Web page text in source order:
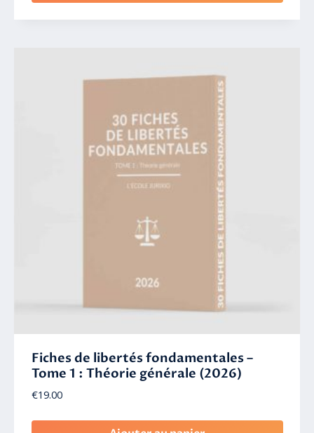
Fiches de libertés fondamentales –
Tome 1 : Théorie générale (2026)
€19.00